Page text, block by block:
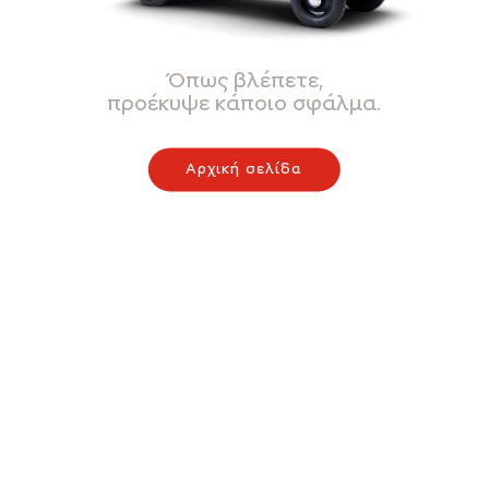
Όπως βλέπετε,
προέκυψε κάποιο σφάλμα.
Αρχική σελίδα